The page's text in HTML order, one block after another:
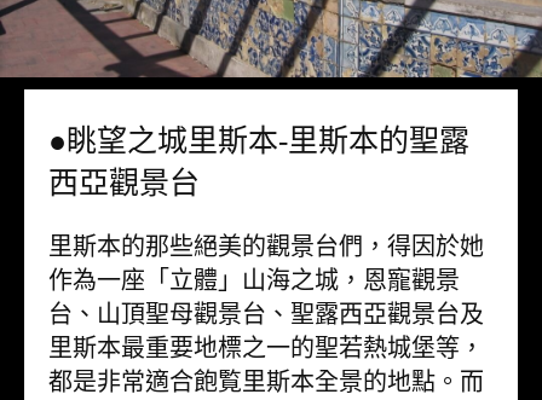
●眺望之城里斯本-里斯本的聖露
西亞觀景台
里斯本的那些絕美的觀景台們，得因於她
作為一座「立體」山海之城，恩寵觀景
台、山頂聖母觀景台、聖露西亞觀景台及
里斯本最重要地標之一的聖若熱城堡等，
都是非常適合飽覧里斯本全景的地點。而